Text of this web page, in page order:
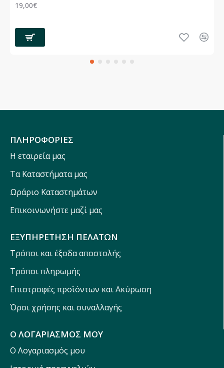
19,00€
ΠΛΗΡΟΦΟΡΙΕΣ
Η εταιρεία μας
Τα Καταστήματα μας
Ωράριο Καταστημάτων
Επικοινωνήστε μαζί μας
ΕΞΥΠΗΡΕΤΗΣΗ ΠΕΛΑΤΩΝ
Τρόποι και έξοδα αποστολής
Τρόποι πληρωμής
Επιστροφές προϊόντων και Ακύρωση
Όροι χρήσης και συναλλαγής
Ο ΛΟΓΑΡΙΑΣΜΟΣ ΜΟΥ
Ο Λογαριασμός μου